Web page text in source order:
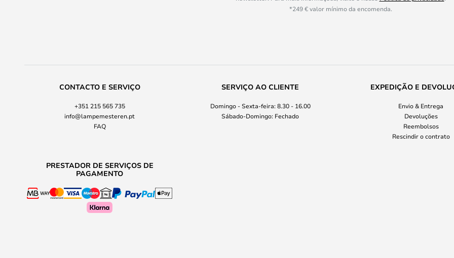
*249 € valor mínimo da encomenda.
CONTACTO E SERVIÇO
+351 215 565 735
info@lampemesteren.pt
FAQ
SERVIÇO AO CLIENTE
Domingo - Sexta-feira: 8.30 - 16.00
Sábado-Domingo: Fechado
EXPEDIÇÃO E
Envio & Entrega
Devoluções
Reembolsos
Rescindir o contrato
PRESTADOR DE SERVIÇOS DE
PAGAMENTO